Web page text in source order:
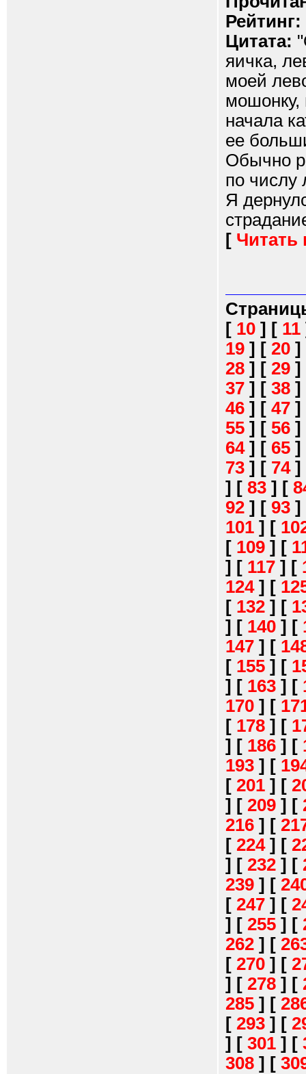
Рейтинг:
Цитата:
яичка,
моей
начала
ее
Обычно
по числу
Я
[ Читать
[ 10 ] [ 11
19 ] [ 20 ]
28 ] [ 29 ]
37 ] [ 38 ]
46 ] [ 47 ]
55 ] [ 56 ]
64] [ 65 ]
73 ] [ 74]
] [ 83 ] [
92 ] [ 93 ]
101 ] [
[ 109 ] [
] [ 117 ] [
124] [
[ 132 ] [
] [ 140 ] [
147 ] [
[ 155 ] [
] [ 163 ] [
170 ] [
[ 178 ] [
] [ 186 ] [
193 ] [
[ 201 ] [
] [ 209 ] [
216 ] [
[ 224] [
] [ 232 ] [
239 ] [
[ 247 ] [
] [ 255 ] [
262 ] [
[ 270 ] [
] [ 278 ] [
285 ] [
[ 293 ] [
] [ 301 ] [
308 ] [